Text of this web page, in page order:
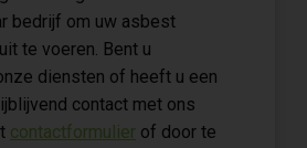
bedrijf om uw asbest
te voeren. Bent u
diensten of heeft u een
contact met ons
contactformulier of door te